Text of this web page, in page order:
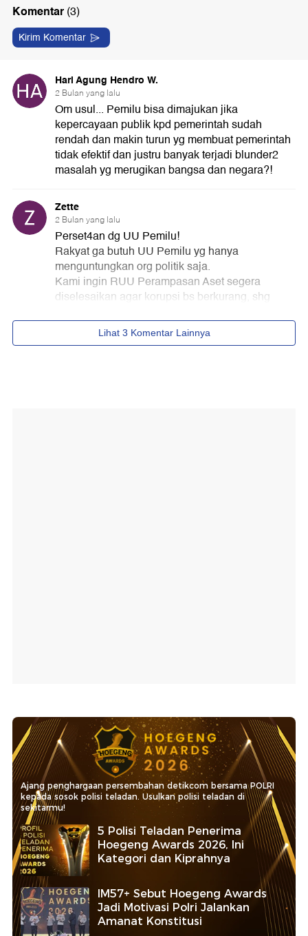
Ajang penghargaan persembahan detikcom bersama POLRI
kepada sosok polisi teladan. Usulkan polisi teladan di
sekitarmu!
5 Polisi Teladan Penerima
Hoegeng Awards 2026, Ini
Kategori dan Kiprahnya
IM57+ Sebut Hoegeng Awards
Jadi Motivasi Polri Jalankan
Amanat Konstitusi